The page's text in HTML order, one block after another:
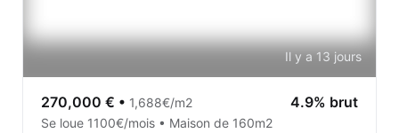
Il y a 13 jours
270,000 € • 1,688€/m2 4.9% brut
Se loue 1100€/mois • Maison de 160m2